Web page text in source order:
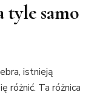
tyle samo
istnieją
różnić. Ta różnica